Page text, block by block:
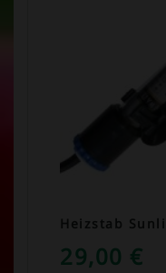
Heizstab
29,00 €